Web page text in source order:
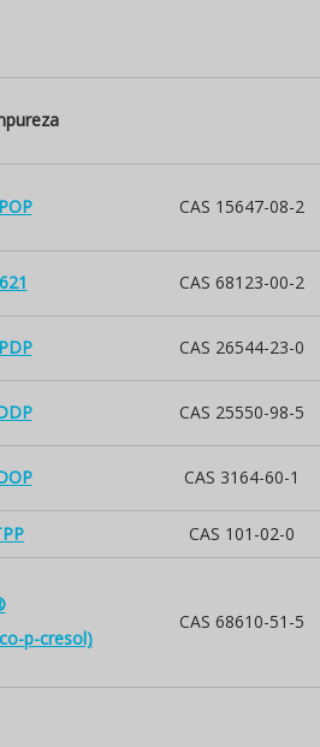
CAS 15647-08-2
CAS 68123-00-2
CAS 26544-23-0
CAS 25550-98-5
CAS 3164-60-1
CAS 101-02-0
p-cresol)
CAS 68610-51-5